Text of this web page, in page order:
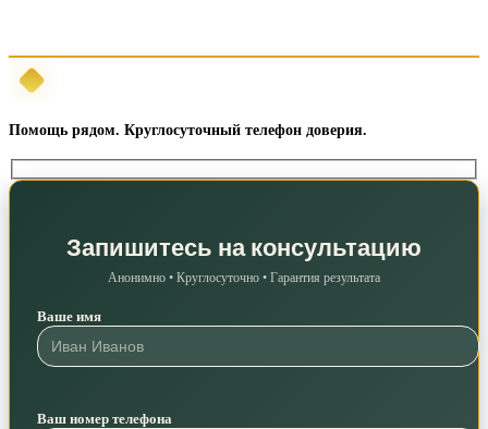
Помощь рядом. Круглосуточный телефон доверия.
Запишитесь на консультацию
Анонимно • Круглосуточно • Гарантия результата
Ваше имя
Ваш номер телефона